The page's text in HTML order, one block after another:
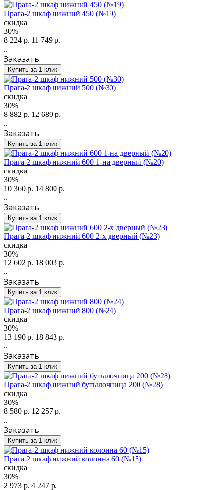
Прага-2 шкаф нижний 450 (№19)
скидка
30%
8 224 р. 11 749 р.
..
Заказать
Купить за 1 клик
Прага-2 шкаф нижний 500 (№30)
скидка
30%
8 882 р. 12 689 р.
..
Заказать
Купить за 1 клик
Прага-2 шкаф нижний 600 1-на дверный (№20)
скидка
30%
10 360 р. 14 800 р.
..
Заказать
Купить за 1 клик
Прага-2 шкаф нижний 600 2-х дверный (№23)
скидка
30%
12 602 р. 18 003 р.
..
Заказать
Купить за 1 клик
Прага-2 шкаф нижний 800 (№24)
скидка
30%
13 190 р. 18 843 р.
..
Заказать
Купить за 1 клик
Прага-2 шкаф нижний бутылочница 200 (№28)
скидка
30%
8 580 р. 12 257 р.
..
Заказать
Купить за 1 клик
Прага-2 шкаф нижний колонна 60 (№15)
скидка
30%
2 973 р. 4 247 р.